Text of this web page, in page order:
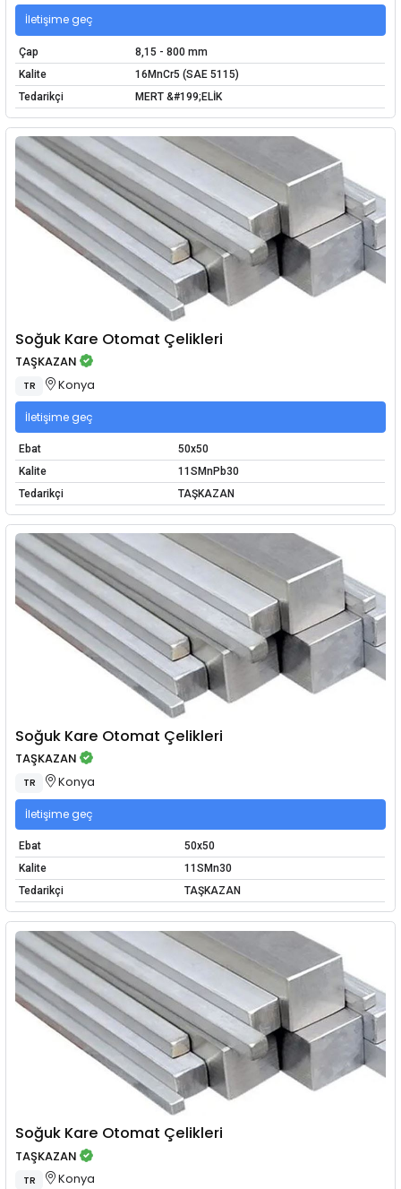
İletişime geç
Çap
8,15 - 800 mm
Kalite
16MnCr5 (SAE 5115)
Tedarikçi
MERT &#199;ELİK
Soğuk Kare Otomat Çelikleri
TAŞKAZAN
TR Konya
İletişime geç
Ebat
50x50
Kalite
11SMnPb30
Tedarikçi
TAŞKAZAN
Soğuk Kare Otomat Çelikleri
TAŞKAZAN
TR Konya
İletişime geç
Ebat
50x50
Kalite
11SMn30
Tedarikçi
TAŞKAZAN
Soğuk Kare Otomat Çelikleri
TAŞKAZAN
TR Konya